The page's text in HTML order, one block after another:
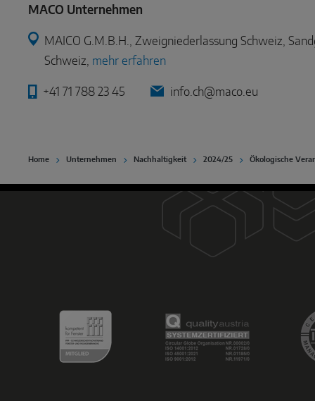
MACO Unternehmen
MAICO G.M.B.H., Zweigniederlassung Schweiz,
Schweiz, mehr erfahren
+41 71 788 23 45 info.ch@maco.eu
Home Unternehmen Nachhaltigkeit 2024/25 Ökologische